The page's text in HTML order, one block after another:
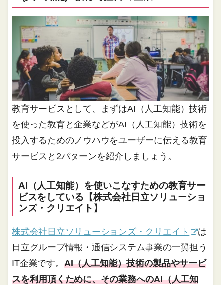
教育サービスとして、まずはAI（人工知能）技術
を使った教育と企業などがAI（人工知能）技術を
投入するためのノウハウをユーザーに伝える教育
サービスと2パターンを紹介しましょう。
AI（人工知能）を使いこなすための教育サー
ビスをしている【株式会社日立ソリューショ
ンズ・クリエイト】
株式会社日立ソリューションズ・クリエイト
は
日立グループ情報・通信システム事業の一翼担う
IT企業です。AI（人工知能）技術の製品やサービ
スを利用頂くために、その業務へのAI（人工知